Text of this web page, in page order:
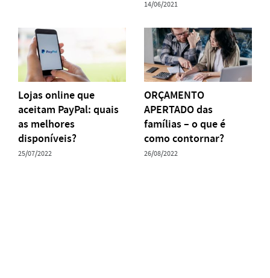
14/06/2021
Lojas online que
aceitam PayPal: quais
as melhores
disponíveis?
25/07/2022
ORÇAMENTO
APERTADO das
famílias – o que é
como contornar?
26/08/2022